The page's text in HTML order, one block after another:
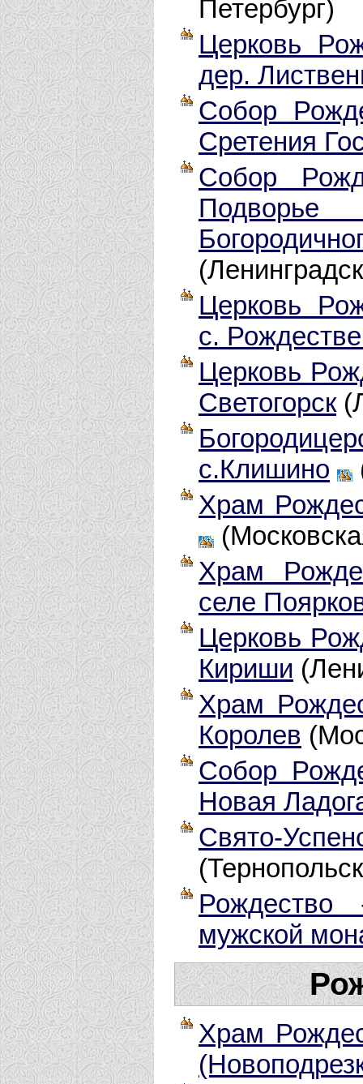
Петербург)
Церковь
дер.
Собор
Сретения
Собор
Церковь
с.
Церковь
Светогорск
с.Клишино
Храм
Храм
селе
Церковь
Кириши
Храм
Королев
Собор
Новая
Свято-
Рождество
мужской
Храм